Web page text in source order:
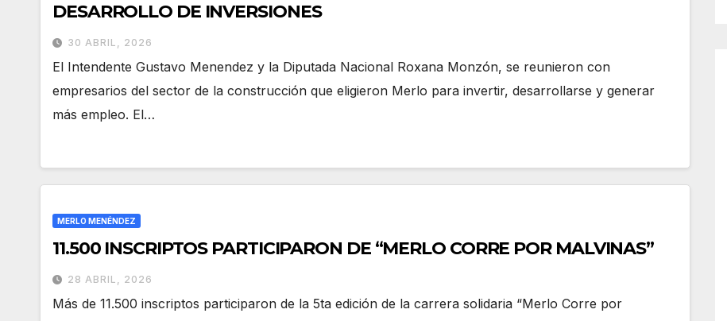
DESARROLLO DE INVERSIONES
30 ABRIL, 2026
El Intendente Gustavo Menendez y la Diputada Nacional Roxana Monzón, se reunieron con
empresarios del sector de la construcción que eligieron Merlo para invertir, desarrollarse y generar
más empleo. El…
MERLO MENÉNDEZ
11.500 INSCRIPTOS PARTICIPARON DE “MERLO CORRE POR MALVINAS”
28 ABRIL, 2026
Más de 11.500 inscriptos participaron de la 5ta edición de la carrera solidaria “Merlo Corre por